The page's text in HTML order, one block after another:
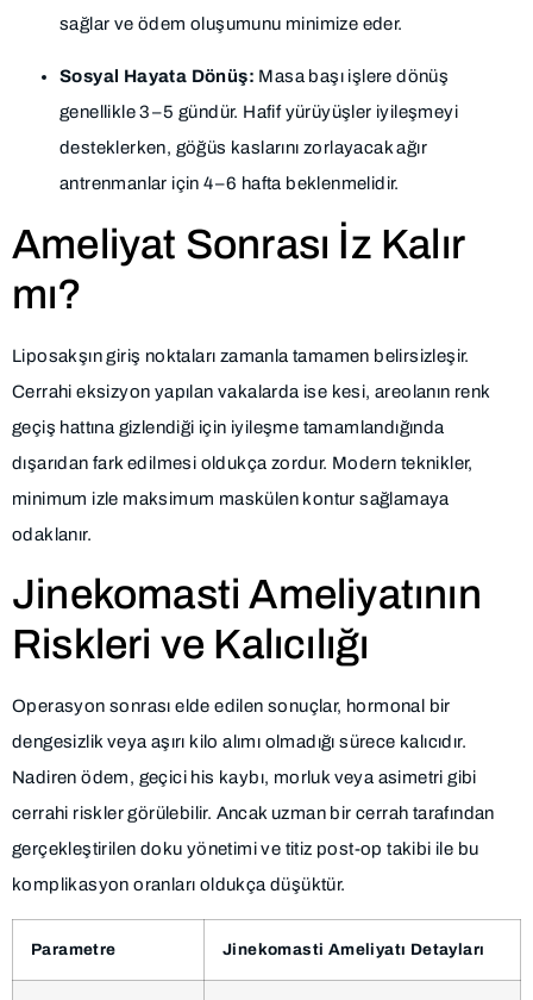
sağlar ve ödem oluşumunu minimize eder.
Sosyal Hayata Dönüş: Masa başı işlere dönüş
genellikle 3–5 gündür. Hafif yürüyüşler iyileşmeyi
desteklerken, göğüs kaslarını zorlayacak ağır
antrenmanlar için 4–6 hafta beklenmelidir.
Ameliyat Sonrası İz Kalır
mı?
Liposakşın giriş noktaları zamanla tamamen belirsizleşir.
Cerrahi eksizyon yapılan vakalarda ise kesi, areolanın renk
geçiş hattına gizlendiği için iyileşme tamamlandığında
dışarıdan fark edilmesi oldukça zordur. Modern teknikler,
minimum izle maksimum maskülen kontur sağlamaya
odaklanır.
Jinekomasti Ameliyatının
Riskleri ve Kalıcılığı
Operasyon sonrası elde edilen sonuçlar, hormonal bir
dengesizlik veya aşırı kilo alımı olmadığı sürece kalıcıdır.
Nadiren ödem, geçici his kaybı, morluk veya asimetri gibi
cerrahi riskler görülebilir. Ancak uzman bir cerrah tarafından
gerçekleştirilen doku yönetimi ve titiz post-op takibi ile bu
komplikasyon oranları oldukça düşüktür.
Parametre Jinekomasti Ameliyatı Detayları